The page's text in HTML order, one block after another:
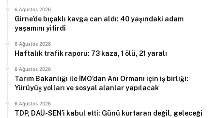
6 Ağustos 2026
Girne’de bıçaklı kavga can aldı: 40 yaşındaki adam
yaşamını yitirdi
6 Ağustos 2026
Haftalık trafik raporu: 73 kaza, 1 ölü, 21 yaralı
6 Ağustos 2026
Tarım Bakanlığı ile İMO’dan Anı Ormanı için iş birliği:
Yürüyüş yolları ve sosyal alanlar yapılacak
6 Ağustos 2026
TDP, DAÜ-SEN’i kabul etti: Günü kurtaran değil, geleceği